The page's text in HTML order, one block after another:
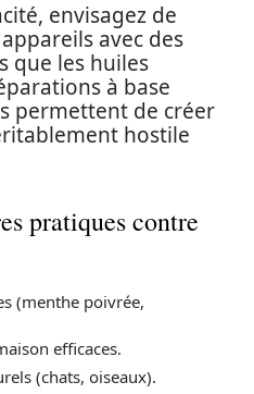
envisagez de
avec des
que les huiles
à base
permettent de créer
hostile
pratiques contre
(menthe poivrée,
efficaces.
(chats, oiseaux).